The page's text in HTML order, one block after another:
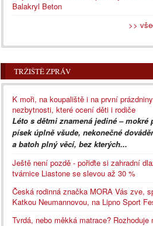
Balakryl Beton
>>
TRŽIŠTĚ ZPRÁV
K moři, na koupaliště i na první
nezbytnosti, které ocení děti i rodiče
Léto s dětmi znamená jediné – mokré
písek úplně všude, nekonečné
a batoh plný věcí, bez kterých...
Ještě není pozdě - pořiďte si zahradní
tvárnice Liastone se slevou až 30 %
Česká rodinná značka MORA Vás zve,
Katkou Neumannovou, na Lipno Sport
Tvrdá, nebo měkká matrace? Rozhoduje